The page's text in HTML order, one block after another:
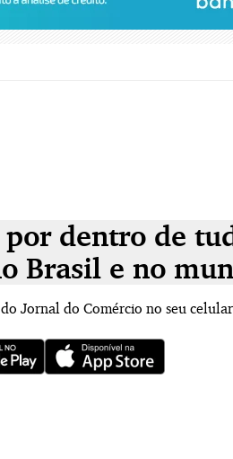
dentro de
Brasil e no
Jornal do Comércio no seu celular.